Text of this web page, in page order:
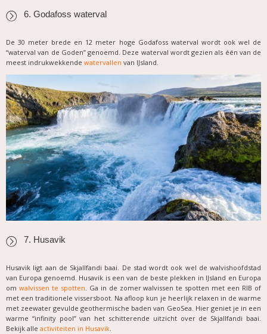
6. Godafoss waterval
De 30 meter brede en 12 meter hoge Godafoss waterval wordt ook wel de
“waterval van de Goden” genoemd. Deze waterval wordt gezien als één van de
meest indrukwekkende watervallen van IJsland.
7. Husavik
Husavik ligt aan de Skjallfandi baai. De stad wordt ook wel de walvishoofdstad
van Europa genoemd. Husavik is een van de beste plekken in IJsland en Europa
om walvissen te spotten. Ga in de zomer walvissen te spotten met een RIB of
met een traditionele vissersboot. Na afloop kun je heerlijk relaxen in de warme
met zeewater gevulde geothermische baden van GeoSea. Hier geniet je in een
warme “infinity pool” van het schitterende uitzicht over de Skjallfandi baai.
Bekijk alle activiteiten in Husavik.